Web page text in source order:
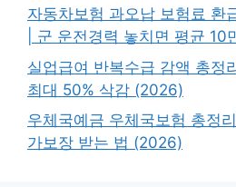
자동차보험 과오납 보험료 환
| 군 운전경력 놓치면 평균
실업급여 반복수급 감액 총정
최대 50% 삭감 (2026)
우체국예금 우체국보험 총정
가보장 받는 법 (2026)